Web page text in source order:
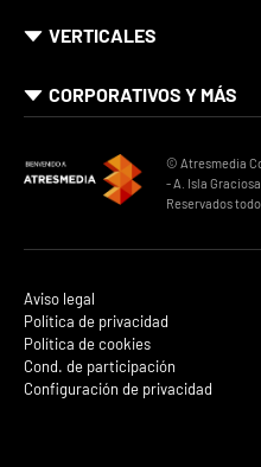
VERTICALES
CORPORATIVOS Y MÁS
© Atresmedia
- A. Isla Graciosa
Reservados
Aviso legal
Política de privacidad
Política de cookies
Cond. de participación
Configuración de privacidad